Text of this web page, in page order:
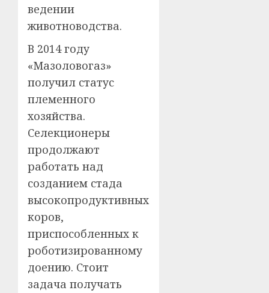
ведении
животноводства.
В 2014 году
«Мазоловогаз»
получил статус
племенного
хозяйства.
Селекционеры
продолжают
работать над
созданием стада
высокопродуктивных
коров,
приспособленных к
роботизированному
доению. Стоит
задача получать